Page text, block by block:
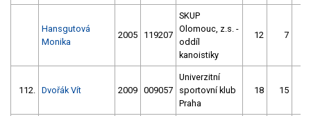
Hansgutová
Monika
2005 119207
SKUP
Olomouc, z.s. -
oddíl
kanoistiky
12 7
112. Dvořák Vít 2009 009057
Univerzitní
sportovní klub
Praha
18 15